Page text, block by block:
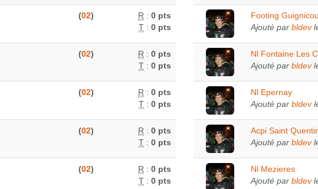
(02) R : 0 pts
T : 0 pts
(02) R : 0 pts
T : 0 pts
(02) R : 0 pts
T : 0 pts
(02) R : 0 pts
T : 0 pts
(02) R : 0 pts
T : 0 pts
Footing
Ajouté par bldev
Nl Fontaine Les
Ajouté par bldev
Nl Epernay
Ajouté par bldev
Acpi Saint
Ajouté par bldev
Nl Mezieres
Ajouté par bldev